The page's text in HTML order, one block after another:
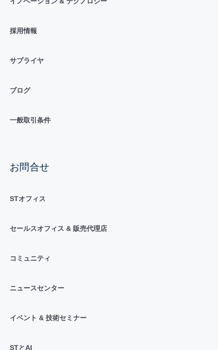
採用情報
サプライヤ
ブログ
一般取引条件
お問合せ
STオフィス
セールスオフィス & 販売代理店
コミュニティ
ニュースセンター
イベント & 技術セミナー
STとAI